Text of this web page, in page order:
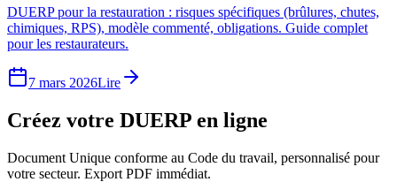
DUERP pour la restauration : risques spécifiques (brûlures, chutes,
chimiques, RPS), modèle commenté, obligations. Guide complet
pour les restaurateurs.
7 mars 2026Lire
Créez votre DUERP en ligne
Document Unique conforme au Code du travail, personnalisé pour
votre secteur. Export PDF immédiat.